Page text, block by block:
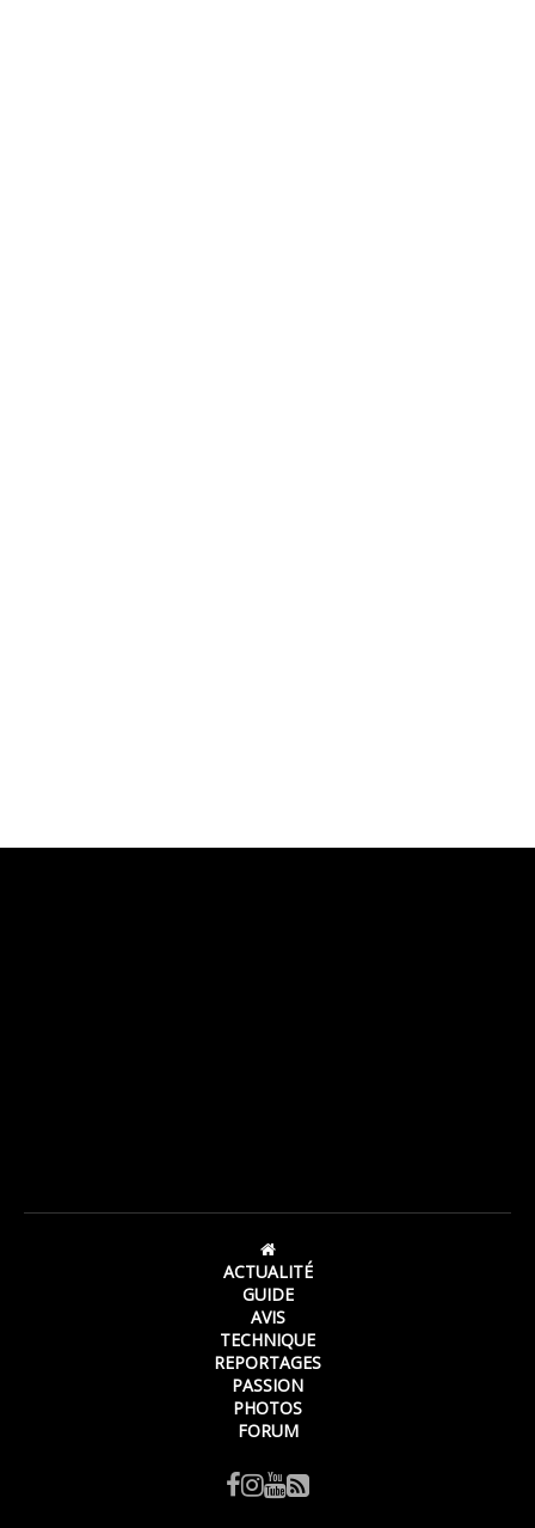
ACTUALITÉ
GUIDE
AVIS
TECHNIQUE
REPORTAGES
PASSION
PHOTOS
FORUM